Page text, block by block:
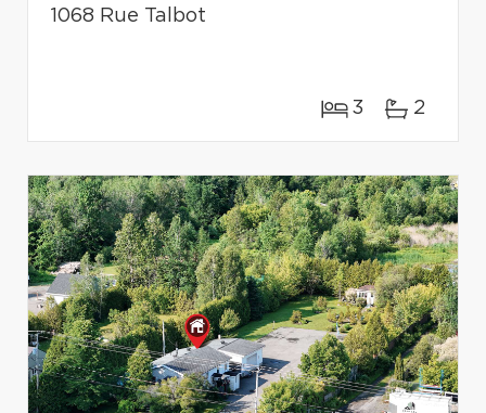
1068 Rue Talbot
3 2